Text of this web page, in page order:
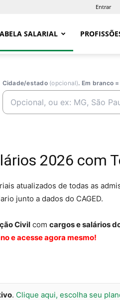
Entrar
SALARIAL
Cidade/estado (opcional). Em branco
2026 com
atualizados de todas as
junto a dados do CAGED.
Civil com cargos e salários
e acesse agora mesmo!
. Clique aqui, escolha seu